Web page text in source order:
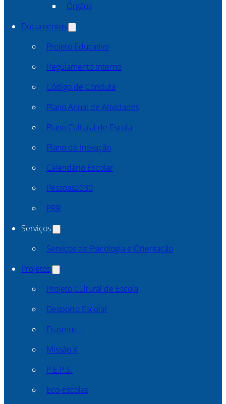
Órgãos
Documentos
Projeto Educativo
Regulamento Interno
Código de Conduta
Plano Anual de Atividades
Plano Cultural de Escola
Plano de Inovação
Calendário Escolar
Pessoas2030
PRR
Serviços
Serviços de Psicologia e Orientação
Projetos
Projeto Cultural de Escola
Desporto Escolar
Erasmus +
Missão X
P.E.P.S.
Eco-Escolas